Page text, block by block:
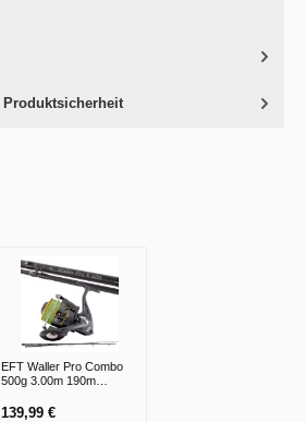
Produktsicherheit
EFT Waller Pro Combo
500g 3.00m 190m
139,99 €